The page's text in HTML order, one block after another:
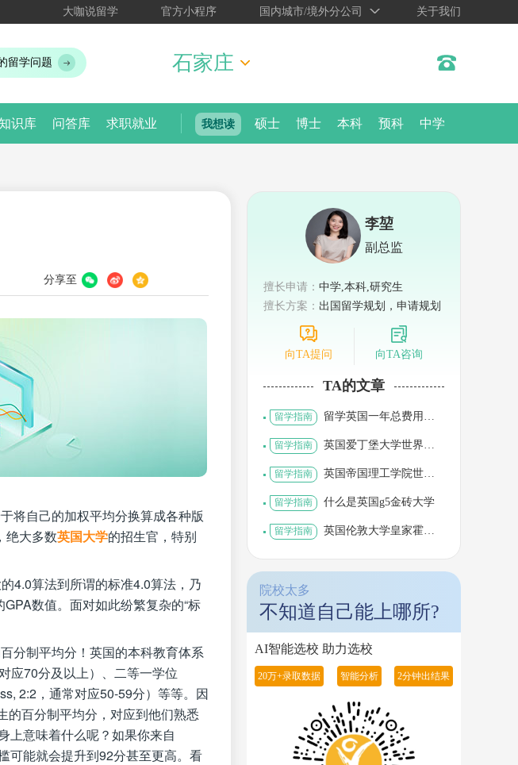
大咖说留学 官方小程序 国内城市/境外分公司 关于我们
留学问题 石家庄
识库 问答库 求职就业 我想读 硕士 博士 本科 预科 中学
分享至
将自己的加权平均分换算成各种版
绝大多数英国大学的招生官，特别
4.0算法到所谓的标准4.0算法，乃
数值。面对如此纷繁复杂的“标
分制平均分！英国的本科教育体系
应70分及以上）、二等一学位
2:2，通常对应50-59分）等等。因
的百分制平均分，对应到他们熟悉
上意味着什么呢？如果你来自
可能就会提升到92分甚至更高。看
李堃
副总监
擅长申请： 中学,本科,研究生
擅长方案： 出国留学规划，申请规划
向TA提问 向TA咨询
TA的文章
留学指南
留学英国一年总费用多
留学指南
英国爱丁堡大学世界排
留学指南
英国帝国理工学院世界
留学指南 什么是英国g5金砖大学
留学指南
英国伦敦大学皇家霍洛
院校太多
不知道自己能上哪所?
AI智能选校 助力选校
20万+录取数据 智能分析 2分钟出结果